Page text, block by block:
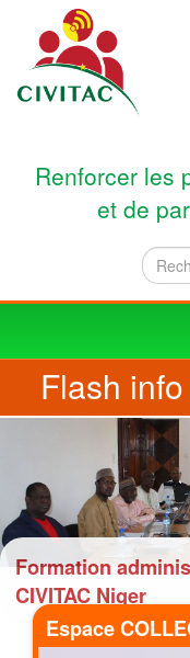
Aller au contenu principal
Renforcer les
et de
Flash info
Formation
Formation
CIVITAC Niger
Espace